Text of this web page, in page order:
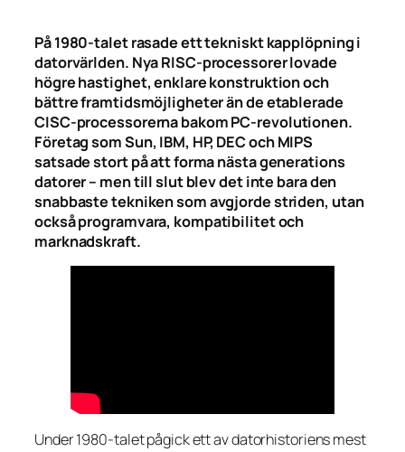
På 1980-talet rasade ett tekniskt kapplöpning i
datorvärlden. Nya RISC-processorer lovade
högre hastighet, enklare konstruktion och
bättre framtidsmöjligheter än de etablerade
CISC-processorerna bakom PC-revolutionen.
Företag som Sun, IBM, HP, DEC och MIPS
satsade stort på att forma nästa generations
datorer – men till slut blev det inte bara den
snabbaste tekniken som avgjorde striden, utan
också programvara, kompatibilitet och
marknadskraft.
Under 1980-talet pågick ett av datorhistoriens mest